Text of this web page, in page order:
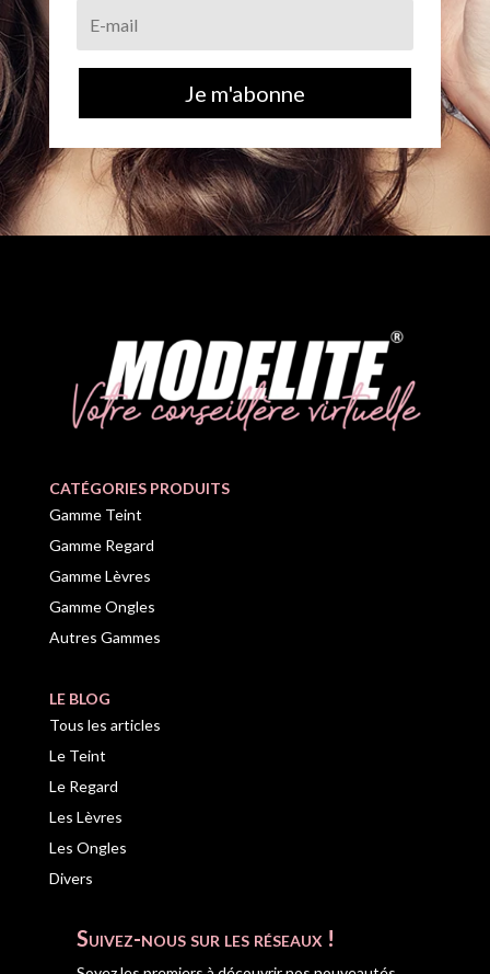
Je m'abonne
CATÉGORIES PRODUITS
Gamme Teint
Gamme Regard
Gamme Lèvres
Gamme Ongles
Autres Gammes
LE BLOG
Tous les articles
Le Teint
Le Regard
Les Lèvres
Les Ongles
Divers
Suivez-nous sur les réseaux !